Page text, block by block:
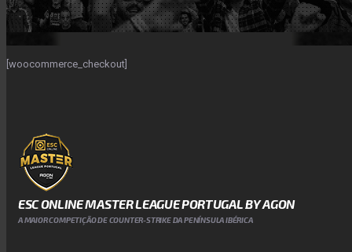
[woocommerce_checkout]
ESC ONLINE MASTER LEAGUE PORTUGAL BY AGON
A MAIOR COMPETIÇÃO DE COUNTER-STRIKE DA PENÍNSULA IBÉRICA